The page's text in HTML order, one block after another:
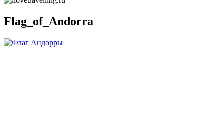
Flag_of_Andorra